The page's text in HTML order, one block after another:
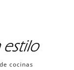
cocinas